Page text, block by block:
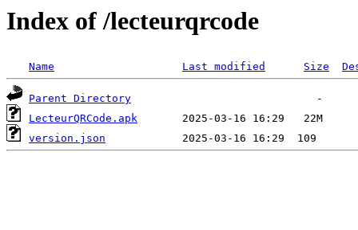
Index of /lecteurqrcode
Name Last modified Size
Parent Directory
LecteurQRCode.apk
version.json